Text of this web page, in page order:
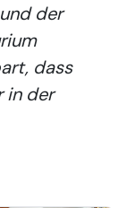
der
dass
in der